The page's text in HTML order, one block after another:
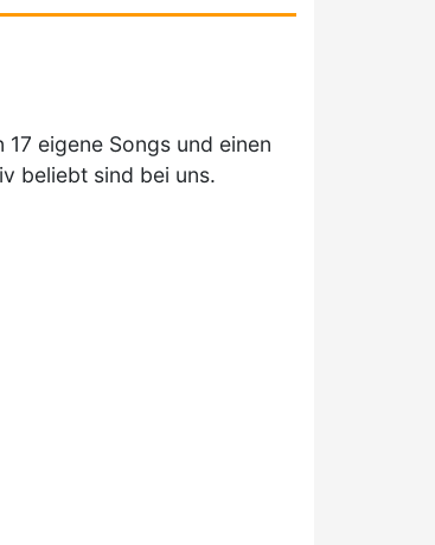
eigene Songs und einen
beliebt sind bei uns.